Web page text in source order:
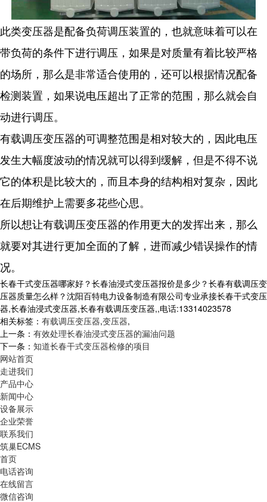
此类变压器是配备负荷调压装置的，也就意味着可以在
带负荷的条件下进行调压，如果是对质量有着比较严格
的场所，那么是非常适合使用的，还可以根据情况配备
检测装置，如果说电压超出了正常的范围，那么就会自
动进行调压。
有载调压变压器的可调整范围是相对较大的，因此电压
发生大幅度波动的情况就可以得到缓解，但是不得不说
它的体积是比较大的，而且本身的结构相对复杂，因此
在后期维护上需要多花些心思。
所以想让有载调压变压器的作用更大的发挥出来，那么
就要对其进行更加全面的了解，进而减少错误操作的情
况。
长春干式变压器哪家好？长春油浸式变压器报价是多少？长春有载调压变
压器质量怎么样？沈阳百特电力设备制造有限公司专业承接长春干式变压
器,长春油浸式变压器,长春有载调压变压器,,电话:13314023578
相关标签： 有载调压变压器,变压器,
上一条： 有效处理长春油浸式变压器的漏油问题
下一条： 知道长春干式变压器检修的项目
网站首页
走进我们
产品中心
新闻中心
设备展示
企业荣誉
联系我们
筑巢ECMS
首页
电话咨询
在线留言
微信咨询